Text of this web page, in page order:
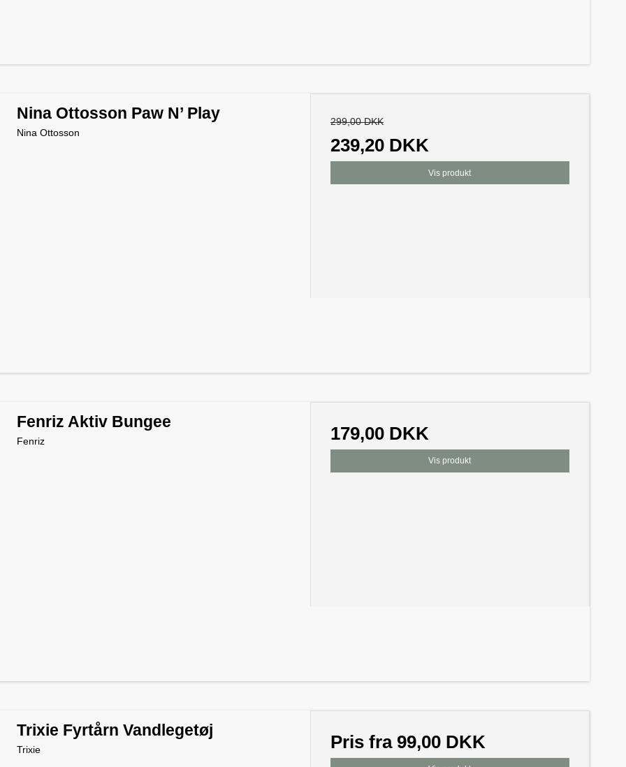
Nina Ottosson Paw N’ Play
Nina Ottosson
299,00 DKK
239,20 DKK
Vis produkt
Fenriz Aktiv Bungee
Fenriz 179,00 DKK
Vis produkt
Trixie Fyrtårn Vandlegetøj
Trixie Pris fra 99,00 DKK